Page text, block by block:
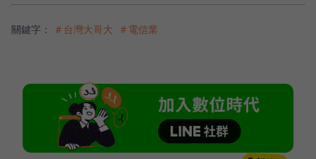
關鍵字： ＃台灣大哥大 ＃電信業